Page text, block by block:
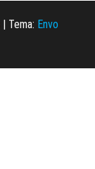
Tema: Envo